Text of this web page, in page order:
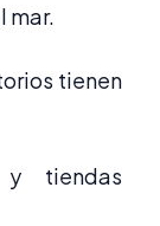
mar.
tienen
y tiendas